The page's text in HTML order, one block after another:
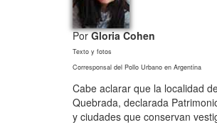
PorGloria Cohen
Texto y fotos
Corresponsal del Pollo Urbano en Argentina
Cabe aclarar que la localidad
Quebrada, declarada
y ciudades que conservan